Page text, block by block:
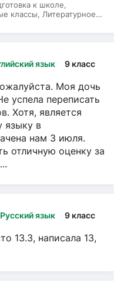
к школе,
классы, Литературное
язык 9 класс
Моя дочь
успела переписать
Хотя, является
языку в
нам 3 июля.
отличную оценку за
Русский язык 9 класс
13.3, написала 13,